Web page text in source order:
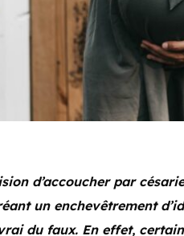
d’accoucher par
un enchevêtrement
du faux. En effet,